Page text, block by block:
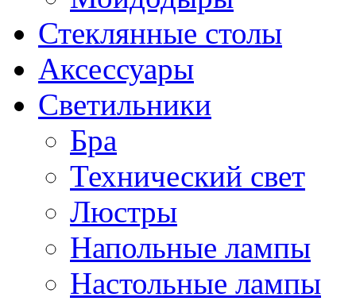
Стеклянные столы
Аксессуары
Светильники
Бра
Технический свет
Люстры
Напольные лампы
Настольные лампы